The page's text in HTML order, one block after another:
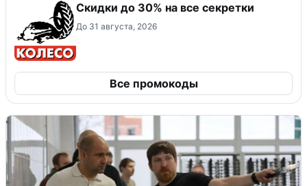
Скидки до 30% на все секретки
До 31 августа, 2026
Все промокоды